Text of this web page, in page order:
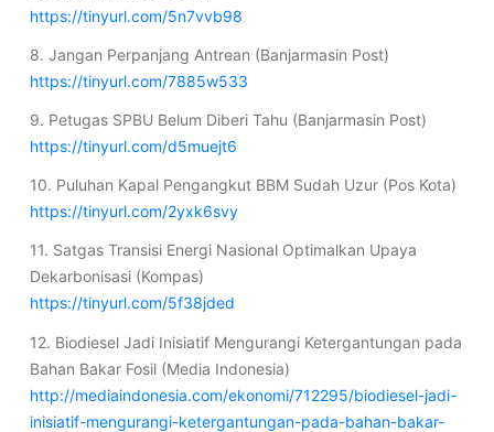
https://tinyurl.com/5n7vvb98
8. Jangan Perpanjang Antrean (Banjarmasin Post)
https://tinyurl.com/7885w533
9. Petugas SPBU Belum Diberi Tahu (Banjarmasin Post)
https://tinyurl.com/d5muejt6
10. Puluhan Kapal Pengangkut BBM Sudah Uzur (Pos Kota)
https://tinyurl.com/2yxk6svy
11. Satgas Transisi Energi Nasional Optimalkan Upaya
Dekarbonisasi (Kompas)
https://tinyurl.com/5f38jded
12. Biodiesel Jadi Inisiatif Mengurangi Ketergantungan pada
Bahan Bakar Fosil (Media Indonesia)
http://mediaindonesia.com/ekonomi/712295/biodiesel-jadi-
inisiatif-mengurangi-ketergantungan-pada-bahan-bakar-